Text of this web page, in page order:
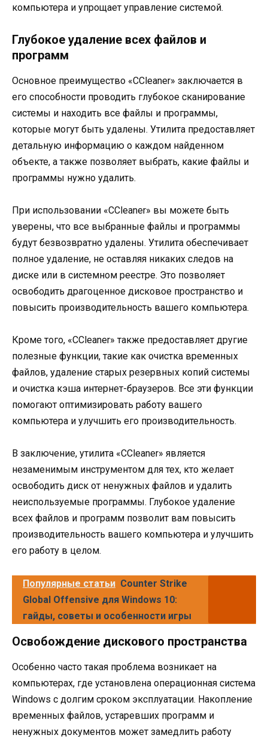
компьютера и упрощает управление системой.
Глубокое удаление всех файлов и
программ
Основное преимущество «CCleaner» заключается в
его способности проводить глубокое сканирование
системы и находить все файлы и программы,
которые могут быть удалены. Утилита предоставляет
детальную информацию о каждом найденном
объекте, а также позволяет выбрать, какие файлы и
программы нужно удалить.
При использовании «CCleaner» вы можете быть
уверены, что все выбранные файлы и программы
будут безвозвратно удалены. Утилита обеспечивает
полное удаление, не оставляя никаких следов на
диске или в системном реестре. Это позволяет
освободить драгоценное дисковое пространство и
повысить производительность вашего компьютера.
Кроме того, «CCleaner» также предоставляет другие
полезные функции, такие как очистка временных
файлов, удаление старых резервных копий системы
и очистка кэша интернет-браузеров. Все эти функции
помогают оптимизировать работу вашего
компьютера и улучшить его производительность.
В заключение, утилита «CCleaner» является
незаменимым инструментом для тех, кто желает
освободить диск от ненужных файлов и удалить
неиспользуемые программы. Глубокое удаление
всех файлов и программ позволит вам повысить
производительность вашего компьютера и улучшить
его работу в целом.
Популярные статьи Counter Strike
Global Offensive для Windows 10:
гайды, советы и особенности игры
Освобождение дискового пространства
Особенно часто такая проблема возникает на
компьютерах, где установлена операционная система
Windows с долгим сроком эксплуатации. Накопление
временных файлов, устаревших программ и
ненужных документов может замедлить работу